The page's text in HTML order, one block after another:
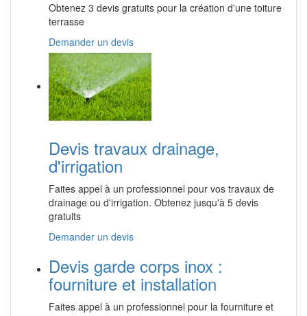
Obtenez 3 devis gratuits pour la création d'une toiture
terrasse
Demander un devis
Devis travaux drainage,
d'irrigation
Faites appel à un professionnel pour vos travaux de
drainage ou d'irrigation. Obtenez jusqu'à 5 devis
gratuits
Demander un devis
Devis garde corps inox :
fourniture et installation
Faites appel à un professionnel pour la fourniture et